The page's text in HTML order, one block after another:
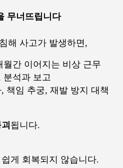
무너뜨립니다
해 사고가 발생하면,
월간 이어지는 비상 근무
분석과 보고
책임 추궁, 재발 방지 대책
됩니다.
게 회복되지 않습니다.